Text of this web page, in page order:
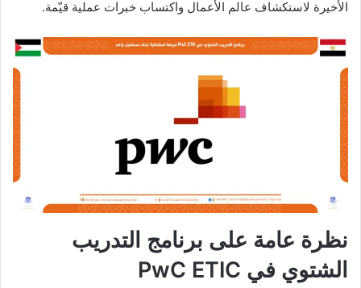
الأخيرة لاستكشاف عالم الأعمال واكتساب خبرات عملية قيّمة.
نظرة عامة على برنامج التدريب
الشتوي في PwC ETIC